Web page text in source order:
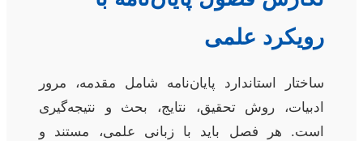
رویکرد علمی
ساختار استاندارد پایان‌نامه شامل مقدمه، مرور
ادبیات، روش تحقیق، نتایج، بحث و نتیجه‌گیری
است. هر فصل باید با زبانی علمی، مستند و